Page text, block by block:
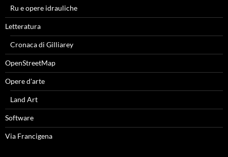
Ru e opere idrauliche
Letteratura
Cronaca di Gilliarey
OpenStreetMap
Opere d'arte
Land Art
Software
Via Francigena